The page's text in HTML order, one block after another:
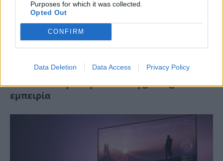
Purposes for which it was collected.
Opted Out
CONFIRM
Data Deletion Data Access Privacy Policy
Οι InfernoBraveHeart προτείνουν την LG
OLED evo C6 για την απόλυτη gaming
εμπειρία